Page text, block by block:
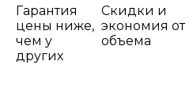
Гарантия
цены ниже,
чем у
других
Скидки и
экономия от
объема